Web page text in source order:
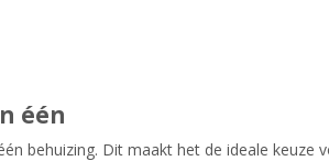
één
behuizing. Dit maakt het de ideale keuze